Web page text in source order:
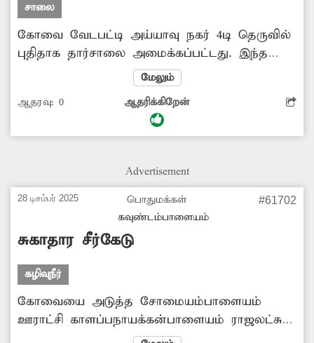
சாலை
கோவை வேடபட்டி அய்யாவு நகர் 4டி தெருவில்
புதிதாக தார்சாலை அமைக்கப்பட்டது. இந்த
சாலையோரத்தில் குடிநீர் குழாய் உடைந்து
உள்ளது. அதை சீரமைக்க குழி
தோண்டப்பட்டது. அந்த குழியில் குடிநீர் தேங்கி
நிற்கிறது. ஆனால் குழாய் சீரமைப்பு பணியை
வழியாக சென்று வரும் வாகன ஓட்டிகள் மற்றும்
பாதசாரிகள் அந்த குழிக்குள் தவறி விழும்
அபாயம் உள்ளது. எனவே விரைவாக சீரமைப்பு
பணியை முடித்து, சாலையையும் சீரமைக்க
வேண்டும்.
மேலும்
ஆதரவு: 0 ஆதரிக்கிறேன்
Advertisement
28 டிசம்பர் 2025
பொதுமக்கள்
கவுண்டம்பாளையம்
#61702
சுகாதார சீர்கேடு
கழிவுநீர்
கோவையை அடுத்த சோமையம்பாளையம்
ஊராட்சி காளப்பநாயக்கன்பாளையம் ராஜலட்சுமி
நகரில் புதிதாக சாக்கடை கால்வாய்